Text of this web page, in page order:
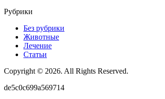
Рубрики
Без рубрики
Животные
Лечение
Статьи
Copyright © 2026. All Rights Reserved.
de5c0c699a569714